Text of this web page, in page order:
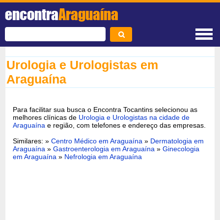
encontraAraguaína
Urologia e Urologistas em
Araguaína
Para facilitar sua busca o Encontra Tocantins selecionou as
melhores clínicas de Urologia e Urologistas na cidade de
Araguaína e região, com telefones e endereço das empresas.
Similares: »Centro Médico em Araguaína » Dermatologia em
Araguaína »Gastroenterologia em Araguaína »Ginecologia
em Araguaína » Nefrologia em Araguaína